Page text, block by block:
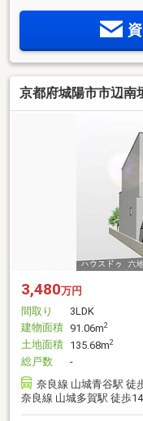
京都府城陽市市辺南
3,480万円
間取り
3LDK
建物面積 91.06m2
土地面積 135.68m2
総戸数
-
奈良線 山城青谷駅 徒
奈良線 山城多賀駅 徒歩